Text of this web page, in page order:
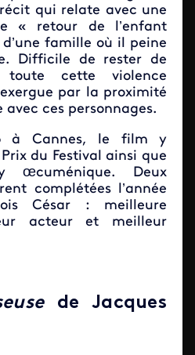
qui relate avec une
« retour de l’enfant
famille où il peine
Difficile de rester de
cette violence
par la proximité
avec ces personnages.
à Cannes, le film y
du Festival ainsi que
Deux
complétées l’année
César : meilleure
acteur et meilleur
de Jacques